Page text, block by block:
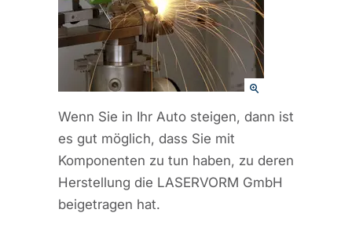
Wenn Sie in Ihr Auto steigen, dann ist
es gut möglich, dass Sie mit
Komponenten zu tun haben, zu deren
Herstellung die LASERVORM GmbH
beigetragen hat.